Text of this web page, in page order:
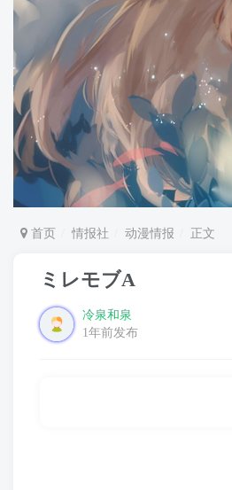
首页 情报社 动漫情报 正文
ミレモブA
冷泉和泉
1年前发布